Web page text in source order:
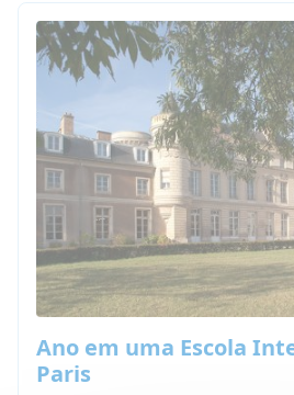
Ano em uma Escola
Paris